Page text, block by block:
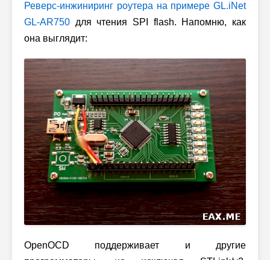
Реверс-инжиниринг роутера на примере GL.iNet
GL-AR750 для чтения SPI flash. Напомню, как
она выглядит:
OpenOCD поддерживает и другие